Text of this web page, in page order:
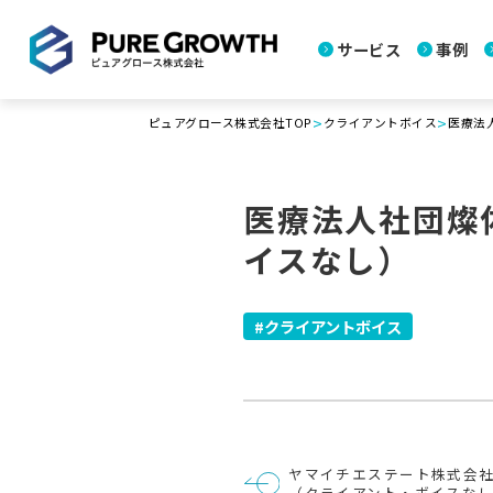
サービス 事例
ピュアグロース株式会社TOP > クライアントボイス>医療法
医療法人社団
イスなし）
クライアントボイス
稿
ヤマイチエステート株式会